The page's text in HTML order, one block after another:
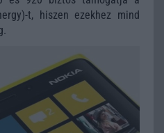
t, hiszen ezekhez mind